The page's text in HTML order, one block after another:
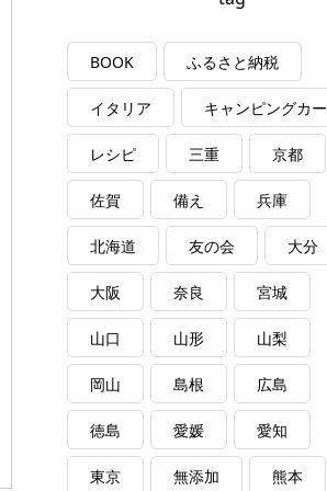
BOOK ふるさと納税
イタリア キャンピングカー
レシピ 三重 京都
佐賀 備え 兵庫
北海道 友の会 大分
大阪 奈良 宮城
山口 山形 山梨
岡山 島根 広島
徳島 愛媛 愛知
東京 無添加 熊本